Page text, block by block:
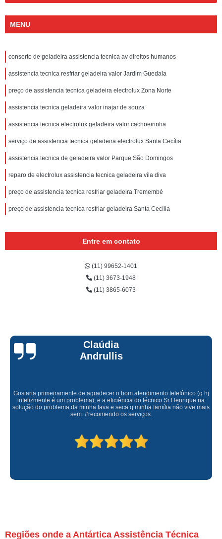
MENU
conserto de geladeira assistencia tecnica av direitos humanos
assistencia tecnica resfriar geladeira valor Jardim Guedala
preço de assistencia tecnica geladeira electrolux Zona Norte
assistencia tecnica geladeira valor inajar de souza
assistencia tecnica electrolux geladeira valor cachoeirinha
serviço de assistencia tecnica geladeira electrolux Santa Cecília
assistencia tecnica de geladeira valor Parque São Domingos
reparo de electrolux assistencia tecnica geladeira vila diva
preço de assistencia tecnica resfriar geladeira Tremembé
preço de assistencia tecnica resfriar geladeira Santa Cecília
Entre em contato
(11) 99652-1401
(11) 3673-1948
(11) 3865-6073
Claúdia
Andrullis
Gostaria primeiramente de agradecer o bom atendimento telefônico (q hj
infelizmente é um problema), e a eficiência do técnico Sr Henrique na
solução do problema da minha lava e seca q minha família não vive mais
sem. #recomendo os serviços.
Regiões onde a Antártica Assistência Técnica